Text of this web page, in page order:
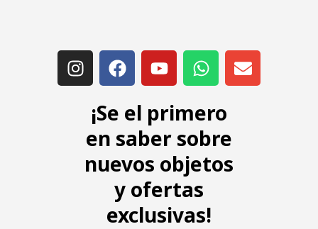
¡Se el primero
en saber sobre
nuevos objetos
y ofertas
exclusivas!